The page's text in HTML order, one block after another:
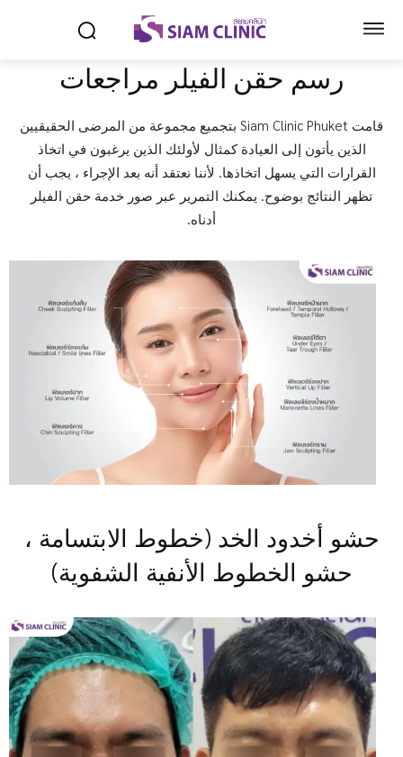
رسم حقن الفيلر مراجعات
قامت Siam Clinic Phuket بتجميع مجموعة من المرضى الحقيقيين
الذين يأتون إلى العيادة كمثال لأولئك الذين يرغبون في اتخاذ
القرارات التي يسهل اتخاذها. لأننا نعتقد أنه بعد الإجراء ، يجب أن
تظهر النتائج بوضوح. يمكنك التمرير عبر صور خدمة حقن الفيلر
أدناه.
حشو أخدود الخد (خطوط الابتسامة ،
حشو الخطوط الأنفية الشفوية)